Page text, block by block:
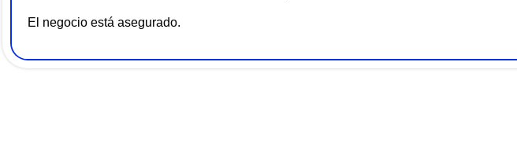
El negocio está asegurado.